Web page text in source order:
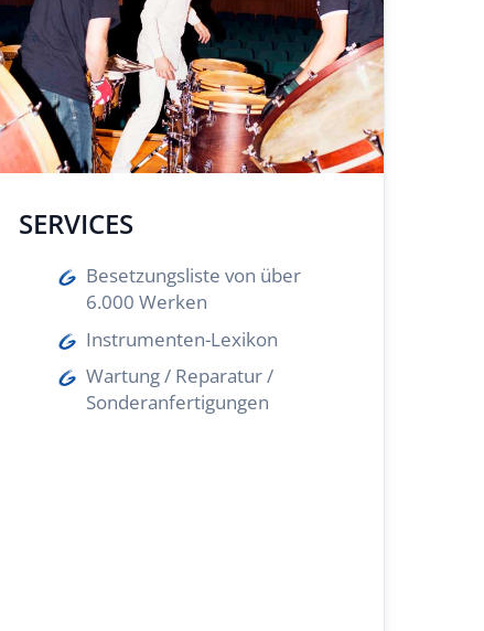
SERVICES
Besetzungsliste von über
6.000 Werken
Instrumenten-Lexikon
Wartung / Reparatur /
Sonderanfertigungen